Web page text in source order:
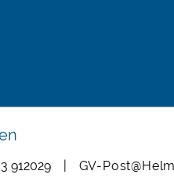
912029 | GV-